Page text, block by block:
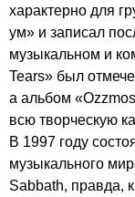
характерно для
ум» и записал
музыкальном и
Tears» был
а альбом «
всю творческую
В 1997 году
музыкального
Sabbath, правда,